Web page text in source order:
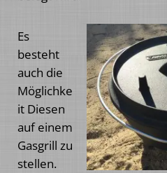
Es
besteht
auch die
Möglichke
it Diesen
auf einem
Gasgrill zu
stellen.